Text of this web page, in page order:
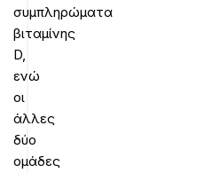
συμπληρώματα
βιταμίνης
D,
ενώ
οι
άλλες
δύο
ομάδες